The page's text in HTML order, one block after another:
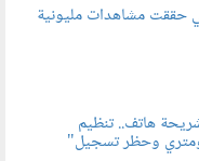
حققت مشاهدات مليونية
25 عامًا بشريحة هاتف.. تنظيم
وحظر تسجيل"